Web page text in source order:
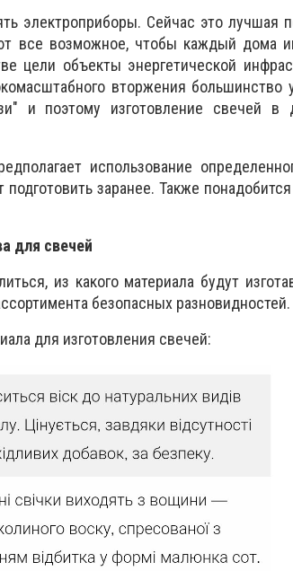
электроприборы. Сейчас это лучшая
все возможное, чтобы каждый дома
цели объекты энергетической
вторжения большинство
и поэтому изготовление свечей в
использование
заранее. Также
для свечей
из какого материала будут
безопасных разновидностей.
для изготовления свечей: